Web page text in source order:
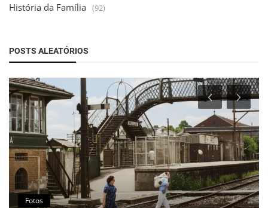
História da Família (92)
POSTS ALEATÓRIOS
Fotos